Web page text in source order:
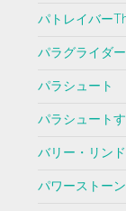
パトレイバー
パラグライダー
パラシュート
パラシュート
バリー・リン
パワーストーン